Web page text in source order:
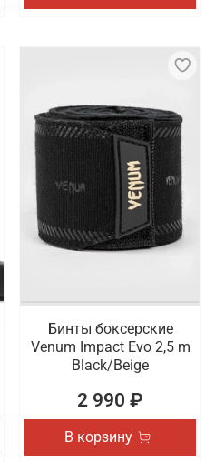
Бинты боксерские
Venum Impact Evo 2,5 m
Black/Beige
2 990 ₽
В корзину